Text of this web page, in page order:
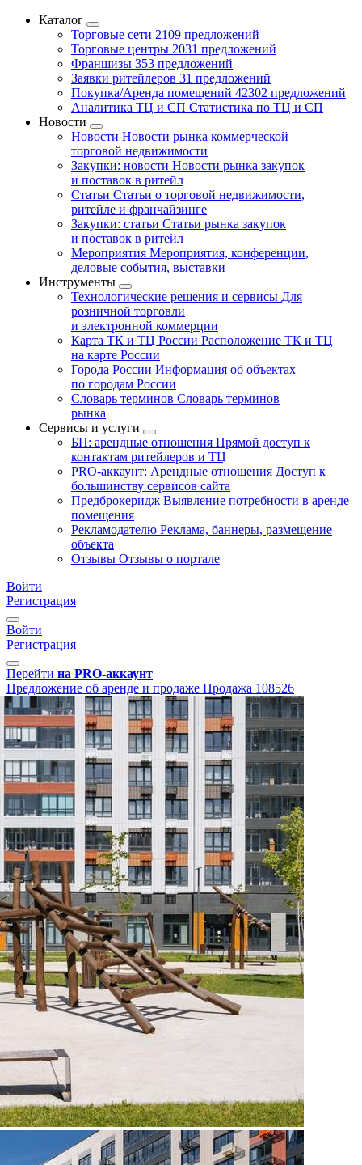
Каталог
Торговые сети 2109 предложений
Торговые центры 2031 предложений
Франшизы 353 предложений
Заявки ритейлеров 31 предложений
Покупка/Аренда помещений 42302 предложений
Аналитика ТЦ и СП Статистика по ТЦ и СП
Новости
Новости Новости рынка коммерческой
торговой недвижимости
Закупки: новости Новости рынка закупок
и поставок в ритейл
Статьи Статьи о торговой недвижимости,
ритейле и франчайзинге
Закупки: статьи Статьи рынка закупок
и поставок в ритейл
Мероприятия Мероприятия, конференции,
деловые события, выставки
Инструменты
Технологические решения и сервисы Для
розничной торговли
и электронной коммерции
Карта ТК и ТЦ России Расположение ТК и ТЦ
на карте России
Города России Информация об объектах
по городам России
Словарь терминов Словарь терминов
рынка
Сервисы и услуги
БП: арендные отношения Прямой доступ к
контактам ритейлеров и ТЦ
PRO-аккаунт: Арендные отношения Доступ к
большинству сервисов сайта
Предброкеридж Выявление потребности в аренде
помещения
Рекламодателю Реклама, баннеры, размещение
объекта
Отзывы Отзывы о портале
Войти
Регистрация
Войти
Регистрация
Перейти на PRO-аккаунт
Предложение об аренде и продаже Продажа 108526